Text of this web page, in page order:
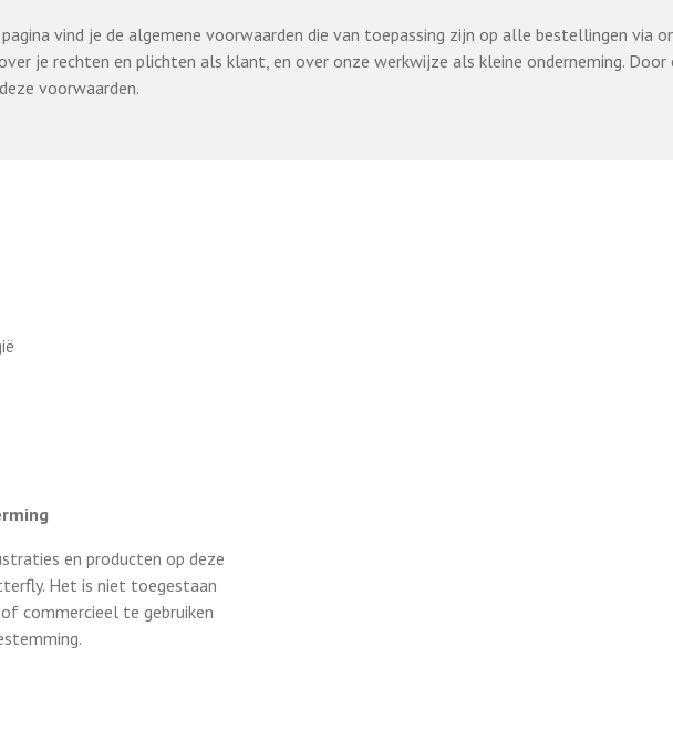
vind je de algemene voorwaarden die van toepassing zijn op alle bestellingen via
je rechten en plichten als klant, en over onze werkwijze als kleine onderneming. Door
voorwaarden.
en producten op deze
Het is niet toegestaan
commercieel te gebruiken